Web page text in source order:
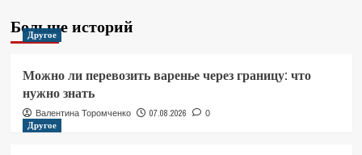
Больше историй
Другое
Можно ли перевозить варенье через границу: что
нужно знать
Валентина Торомченко 07.08.2026 0
Другое